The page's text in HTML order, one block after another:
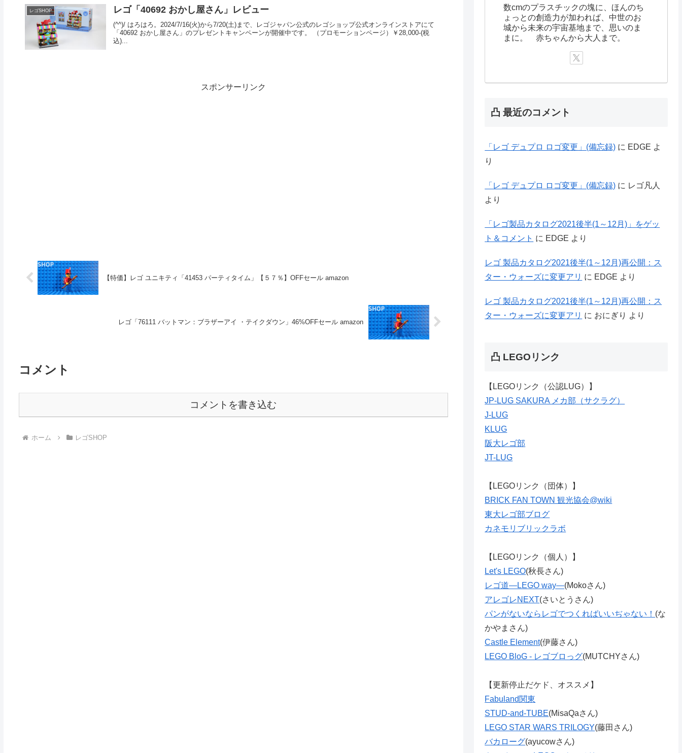
レゴSHOP レゴ「40692 おかし屋さん」レビュー
(^^)/ はろはろ。2024/7/16(火)から7/20(土)まで、レゴジャパン公式のレゴショップ公式オンラインストアにて
「40692 おかし屋さん」のプレゼントキャンペーンが開催中です。 （プロモーションページ）￥28,000-(税
込)...
スポンサーリンク
【特価】レゴ ユニキティ「41453 パーティタイム」【５７％】OFFセール amazon
レゴ「76111 バットマン：ブラザーアイ ・テイクダウン」46%OFFセール amazon
コメント
コメントを書き込む
ホーム レゴSHOP
数cmのプラスチックの塊に、ほんのち
ょっとの創造力が加われば、中世のお
城から未来の宇宙基地まで、思いのま
まに。 赤ちゃんから大人まで。
凸 最近のコメント
「レゴ デュプロ ロゴ変更」(備忘録) に EDGE よ
り
「レゴ デュプロ ロゴ変更」(備忘録) に レゴ凡人
より
「レゴ製品カタログ2021後半(1～12月)」をゲッ
ト＆コメント に EDGE より
レゴ 製品カタログ2021後半(1～12月)再公開：ス
ター・ウォーズに変更アリ に EDGE より
レゴ 製品カタログ2021後半(1～12月)再公開：ス
ター・ウォーズに変更アリ に おにぎり より
凸 LEGOリンク
【LEGOリンク（公認LUG）】
JP-LUG SAKURA メカ部（サクラグ）
J-LUG
KLUG
阪大レゴ部
JT-LUG
【LEGOリンク（団体）】
BRICK FAN TOWN 観光協会@wiki
東大レゴ部ブログ
カネモリブリックラボ
【LEGOリンク（個人）】
Let's LEGO(秋長さん)
レゴ道―LEGO way―(Mokoさん)
アレゴレNEXT(さいとうさん)
パンがないならレゴでつくればいいぢゃない！ (な
かやまさん)
Castle Element(伊藤さん)
LEGO BloG - レゴブロっグ(MUTCHYさん)
【更新停止だケド、オススメ】
Fabuland関東
STUD-and-TUBE(MisaQaさん)
LEGO STAR WARS TRILOGY(藤田さん)
バカローグ(ayucowさん)